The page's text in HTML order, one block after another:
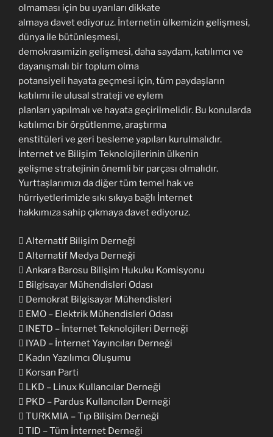
olmaması için bu uyarıları dikkate
almaya davet ediyoruz. İnternetin ülkemizin gelişmesi,
dünya ile bütünleşmesi,
demokrasımizin gelişmesi, daha saydam, katılımcı ve
dayanışmalı bir toplum olma
potansiyeli hayata geçmesi için, tüm paydaşların
katılımı ile ulusal strateji ve eylem
planları yapılmalı ve hayata geçirilmelidir. Bu konularda
katılımcı bir örgütlenme, araştırma
enstitüleri ve geri besleme yapıları kurulmalıdır.
İnternet ve Bilişim Teknolojilerinin ülkenin
gelişme stratejinin önemli bir parçası olmalıdır.
Yurttaşlarımızı da diğer tüm temel hak ve
hürriyetlerimizle sıkı sıkıya bağlı İnternet
hakkımıza sahip çıkmaya davet ediyoruz.
 Alternatif Bilişim Derneği
 Alternatif Medya Derneği
 Ankara Barosu Bilişim Hukuku Komisyonu
 Bilgisayar Mühendisleri Odası
 Demokrat Bilgisayar Mühendisleri
 EMO – Elektrik Mühendisleri Odası
 INETD – İnternet Teknolojileri Derneği
 IYAD – İnternet Yayıncıları Derneği
 Kadın Yazılımcı Oluşumu
 Korsan Parti
 LKD – Linux Kullancılar Derneği
 PKD – Pardus Kullancıları Derneği
 TURKMIA – Tıp Bilişim Derneği
 TID – Tüm İnternet Derneği